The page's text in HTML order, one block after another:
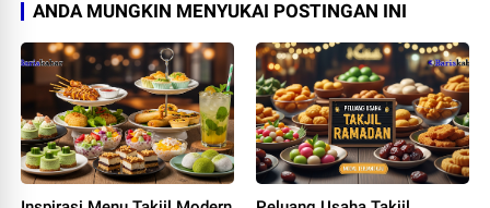
ANDA MUNGKIN MENYUKAI POSTINGAN INI